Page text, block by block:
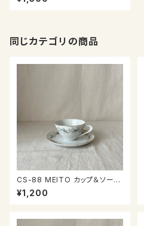
同じカテゴリの商品
CS-88 MEITO カップ＆ソーサ
ー
¥1,200